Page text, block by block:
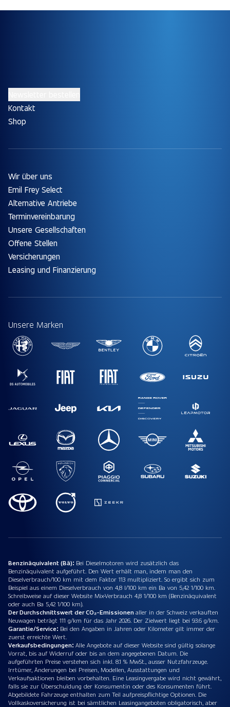
Kontakt
Shop
Wir über uns
Emil Frey Select
Alternative Antriebe
Terminvereinbarung
Unsere Gesellschaften
Offene Stellen
Versicherungen
Leasing und Finanzierung
Unsere Marken
Benzinäquivalent (Bä): Bei Dieselmotoren wird zusätzlich das
Benzinäquivalent aufgeführt. Den Wert erhält man, indem man den
Dieselverbrauch/100 km mit dem Faktor 113 multipliziert. So ergibt sich zum
Beispiel aus einem Dieselverbrauch von 4,8 l/100 km ein Ba von 5,42 1/100 km.
Schreibweise auf dieser Website Mix-Verbrauch 4,8 1/100 km (Benzinäquivalent
oder auch Ba 5,42 1/100 km).
Der Durchschnittswert der CO₂-Emissionenaller in der Schweiz verkauften
Neuwagen beträgt 111 g/km für das Jahr 2026. Der Zielwert liegt bei 93.6 g/km.
Garantie/Service: Bei den Angaben in Jahren oder Kilometer gilt immer der
zuerst erreichte Wert.
Verkaufsbedingungen: Alle Angebote auf dieser Website sind gültig solange
Vorrat, bis auf Widerruf oder bis an dem angegebenen Datum. Die
aufgeführten Preise verstehen sich inkl. 8.1 % MwSt., ausser Nutzfahrzeuge.
Irrtümer, Änderungen bei Preisen, Modellen, Ausstattungen und
Verkaufsaktionen bleiben vorbehalten. Eine Leasingvergabe wird nicht gewährt,
falls sie zur Überschuldung der Konsumentin oder des Konsumenten führt.
Abgebildete Fahrzeuge enthalten zum Teil aufpreispflichtige Optionen. Die
Vollkaskoversicherung ist bei sämtlichen Leasingangeboten obligatorisch, aber